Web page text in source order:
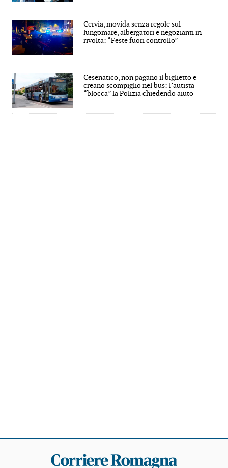
Cervia, movida senza regole sul
lungomare, albergatori e negozianti in
rivolta: “Feste fuori controllo”
Cesenatico, non pagano il biglietto e
creano scompiglio nel bus: l’autista
“blocca” la Polizia chiedendo aiuto